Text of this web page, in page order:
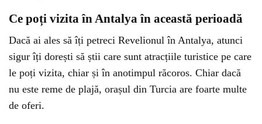
Ce poți vizita în Antalya în această perioadă
Dacă ai ales să îți petreci Revelionul în Antalya, atunci
sigur îți dorești să știi care sunt atracțiile turistice pe care
le poți vizita, chiar și în anotimpul răcoros. Chiar dacă
nu este reme de plajă, orașul din Turcia are foarte multe
de oferi.